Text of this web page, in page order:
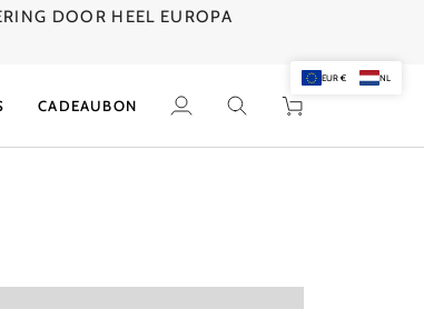
DOOR HEEL EUROPA
CADEAUBON
Mijn
Zoek Winkelwagen
EUR € NL